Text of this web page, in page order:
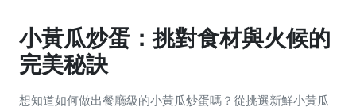
小黃瓜炒蛋：挑對食材與火候的
完美秘訣
想知道如何做出餐廳級的小黃瓜炒蛋嗎？從挑選新鮮小黃瓜